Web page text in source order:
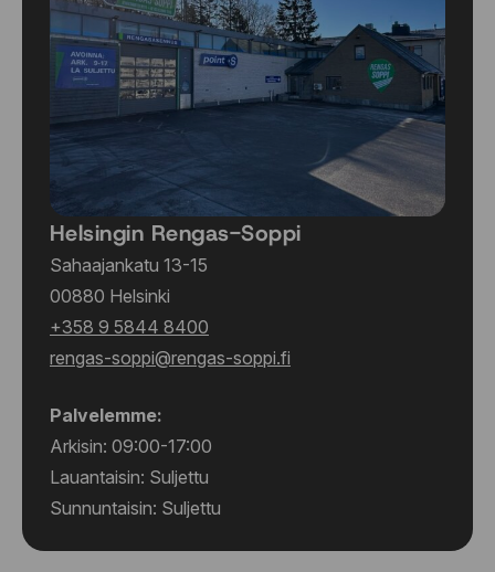
Helsingin Rengas-Soppi
Sahaajankatu 13-15
00880 Helsinki
+358 9 5844 8400
rengas-soppi@rengas-soppi.fi
Palvelemme:
Arkisin: 09:00-17:00
Lauantaisin: Suljettu
Sunnuntaisin: Suljettu